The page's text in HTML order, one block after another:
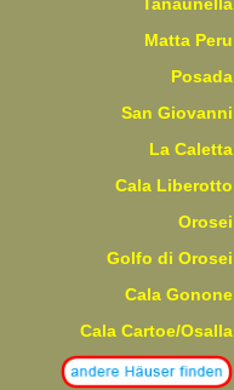
Matta Peru
Posada
San Giovanni
La Caletta
Cala Liberotto
Orosei
Golfo di Orosei
Cala Gonone
Cala Cartoe/Osalla